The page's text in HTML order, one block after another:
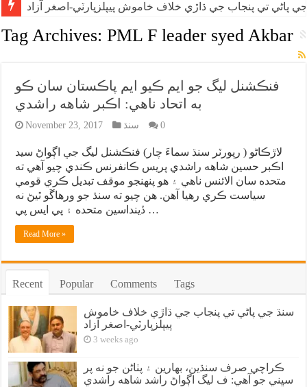
پاڻي تي پنجاب جي ڌاڙي خلاف خاموش پيپلزپارٽي-اصغر آزاد
Tag Archives:PML F leader syed Akbar
فنڪشنل ليگ جو ايم ڪيو ايم پاڪستان سان ڪو
به اتحاد ناهي: اڪبر شاهه راشدي
November 23, 2017 سنڌ 0
لاڙڪاڻو ( رپورٽر سنڌ سماءَ چار) فنڪشنل ليگ جي اڳواڻ سيد
اڪبر حسين شاهه راشدي پريس ڪانفرنس ڪندي چيو آهي ته
متحده سان الائنس ناهي ۽ هو پنهنجو موقف تبديل ڪري قومي
سياست ڪري رهيا آهن. هن چيو ته سنڌ جو ورهاڱو ٿيڻ نه
ڏينداسين متحده ۽ پي ايس پي …
Read More »
Recent Popular Comments Tags
سنڌ جي پاڻي تي پنجاب جي ڌاڙي خلاف خاموش
پيپلزپارٽي-اصغر آزاد
3 weeks ago
ڪراچي صرف سنڌين، بهارين ۽ پٺاڻن جو نه پر
سڀني جو آهي: ف ليگ اڳواڻ راشد شاهه راشدي